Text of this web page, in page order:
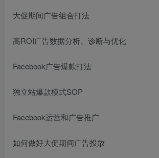
大促期间广告组合打法
高ROI广告数据分析、诊断与优化
Facebook广告爆款打法
独立站爆款模式SOP
Facebook运营和广告推广
如何做好大促期间广告投放